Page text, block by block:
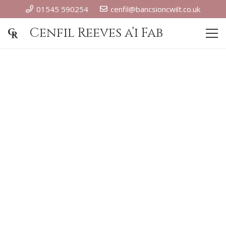
01545 590254 cenfil@bancsioncwilt.co.uk
Cenfil Reeves a’i Fab